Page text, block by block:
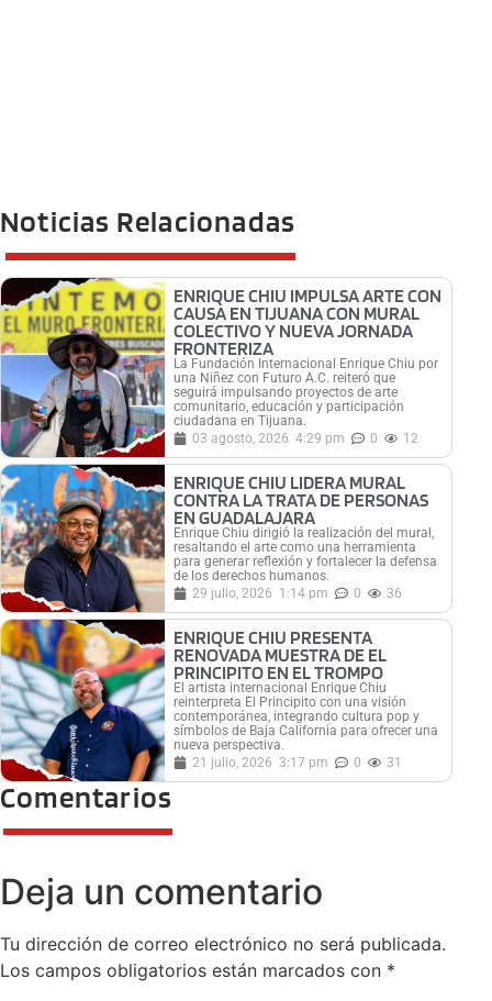
Noticias Relacionadas
ENRIQUE CHIU IMPULSA ARTE CON
CAUSA EN TIJUANA CON MURAL
COLECTIVO Y NUEVA JORNADA
FRONTERIZA
La Fundación Internacional Enrique Chiu por
una Niñez con Futuro A.C. reiteró que
seguirá impulsando proyectos de arte
comunitario, educación y participación
ciudadana en Tijuana.
03 agosto, 2026 4:29 pm 0 12
ENRIQUE CHIU LIDERA MURAL
CONTRA LA TRATA DE PERSONAS
EN GUADALAJARA
Enrique Chiu dirigió la realización del mural,
resaltando el arte como una herramienta
para generar reflexión y fortalecer la defensa
de los derechos humanos.
29 julio, 2026 1:14 pm 0 36
ENRIQUE CHIU PRESENTA
RENOVADA MUESTRA DE EL
PRINCIPITO EN EL TROMPO
El artista internacional Enrique Chiu
reinterpreta El Principito con una visión
contemporánea, integrando cultura pop y
símbolos de Baja California para ofrecer una
nueva perspectiva.
21 julio, 2026 3:17 pm 0 31
Comentarios
Deja un comentario
Tu dirección de correo electrónico no será publicada.
Los campos obligatorios están marcados con *